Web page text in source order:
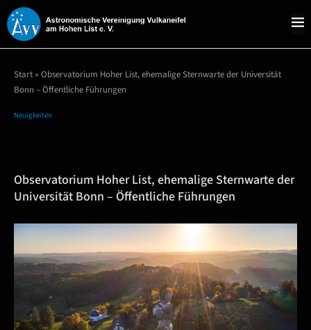
Start » Observatorium Hoher List, ehemalige Sternwarte der Universität
Bonn – Öffentliche Führungen
Neuigkeiten
Observatorium Hoher List, ehemalige Sternwarte der
Universität Bonn – Öffentliche Führungen